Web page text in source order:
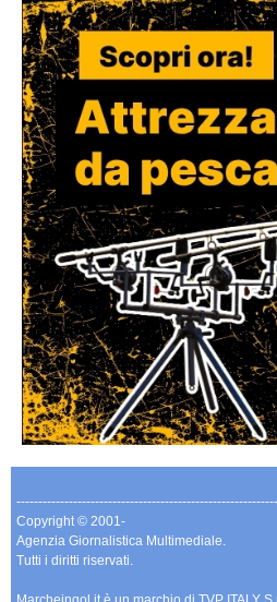
Copyright © 2001-
Agenzia Giornalistica Multimediale.
Tutti i diritti riservati.